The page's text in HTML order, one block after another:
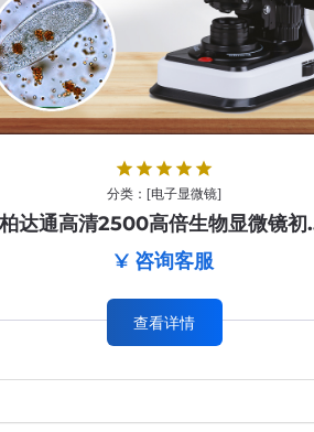
star star star star star
分类： [电子显微镜]
柏达通高清
¥ 咨询客服
查看详情